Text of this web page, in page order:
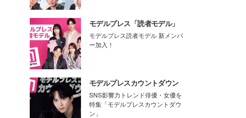
モデルプレス「読者モデル」
モデルプレス読者モデル 新メンバ
ー加入！
モデルプレスカウントダウン
SNS影響力トレンド俳優・女優を
特集「モデルプレスカウントダウ
ン」